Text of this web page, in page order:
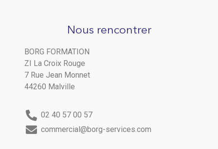
Nous rencontrer
BORG FORMATION
ZI La Croix Rouge
7 Rue Jean Monnet
44260 Malville
02 40 57 00 57
commercial@borg-services.com